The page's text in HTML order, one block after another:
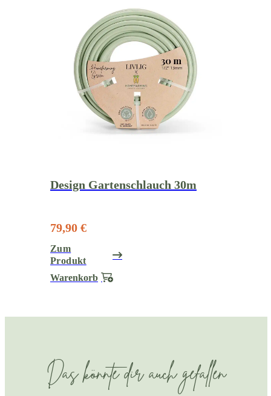
Design Gartenschlauch 30m
79,90 €
Zum
Produkt
Warenkorb
Das könnte dir auch gefallen